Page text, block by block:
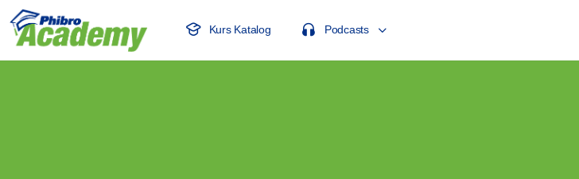
Kurs Katalog Podcasts